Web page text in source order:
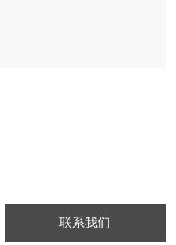
联系我们